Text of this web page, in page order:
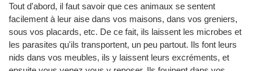
Tout d'abord, il faut savoir que ces animaux se sentent
facilement à leur aise dans vos maisons, dans vos greniers,
sous vos placards, etc. De ce fait, ils laissent les microbes et
les parasites qu'ils transportent, un peu partout. Ils font leurs
nids dans vos meubles, ils y laissent leurs excréments, et